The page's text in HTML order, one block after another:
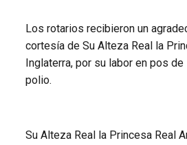
Los rotarios recibieron un
cortesía de Su Alteza Real la
Inglaterra, por su labor en pos
polio.
Su Alteza Real la Princesa Real